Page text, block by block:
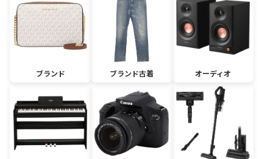
ブランド ブランド古着 オーディオ